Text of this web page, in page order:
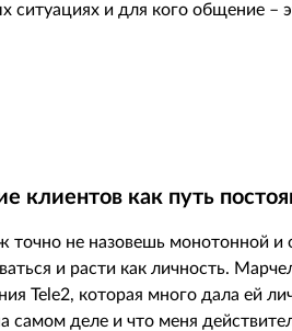
ситуациях и для кого общение –
клиентов как путь
точно не назовешь монотонной и
и расти как личность.
Tele2, которая много дала ей
самом деле и что меня